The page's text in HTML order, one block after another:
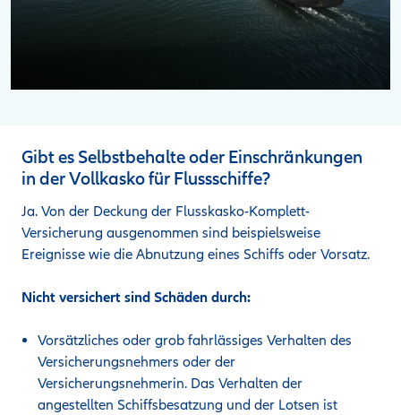
Gibt es Selbstbehalte oder Einschränkungen
in der Vollkasko für Flussschiffe?
Ja. Von der Deckung der Flusskasko-Komplett-
Versicherung ausgenommen sind beispielsweise
Ereignisse wie die Abnutzung eines Schiffs oder Vorsatz.
Nicht versichert sind Schäden durch:
Vorsätzliches oder grob fahrlässiges Verhalten des
Versicherungsnehmers oder der
Versicherungsnehmerin. Das Verhalten der
angestellten Schiffsbesatzung und der Lotsen ist